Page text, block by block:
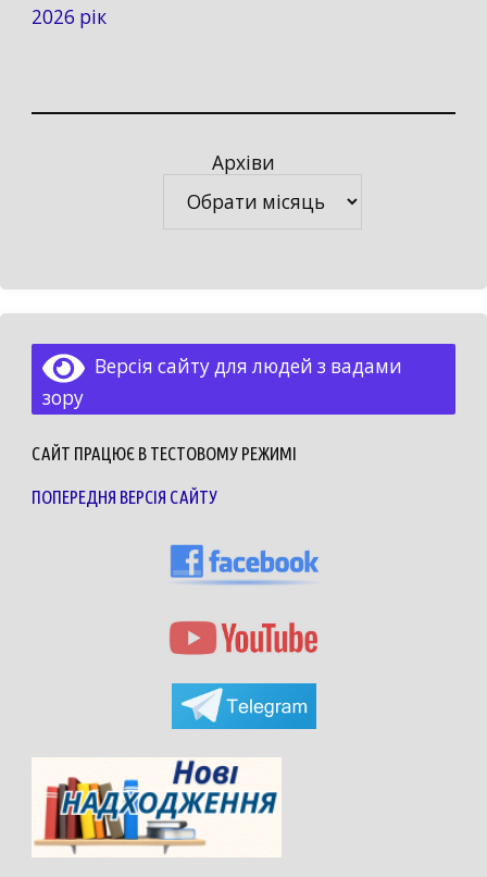
2026 рік
Архіви
Версія сайту для людей з вадами
зору
САЙТ ПРАЦЮЄ В ТЕСТОВОМУ РЕЖИМІ
ПОПЕРЕДНЯ ВЕРСІЯ САЙТУ